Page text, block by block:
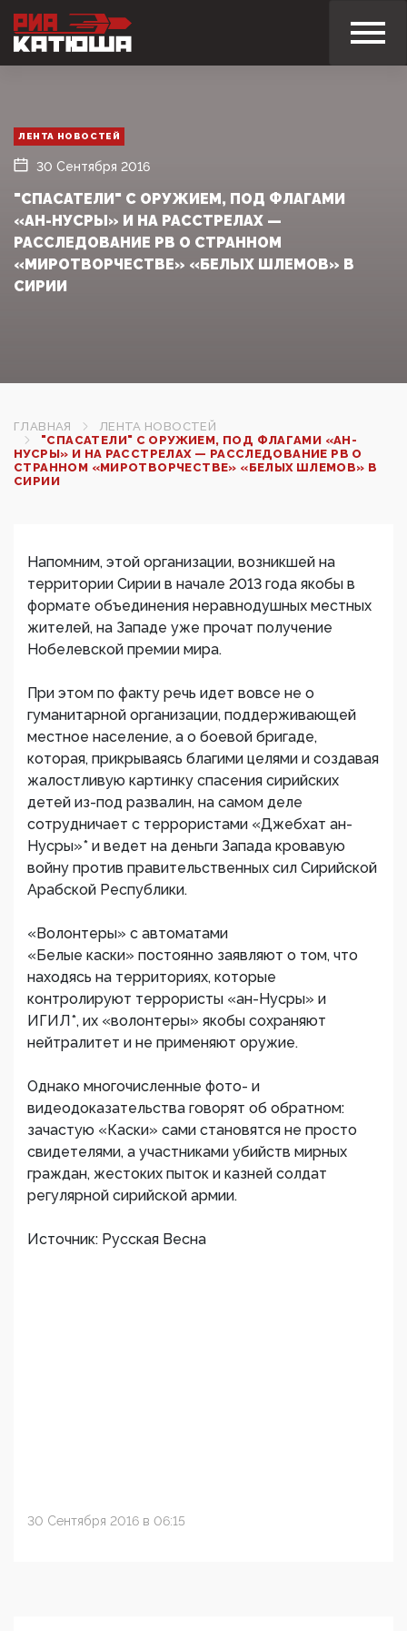
ЛЕНТА НОВОСТЕЙ
30 Сентября 2016
"СПАСАТЕЛИ" С ОРУЖИЕМ, ПОД ФЛАГАМИ
«АН-НУСРЫ» И НА РАССТРЕЛАХ —
РАССЛЕДОВАНИЕ РВ О СТРАННОМ
«МИРОТВОРЧЕСТВЕ» «БЕЛЫХ ШЛЕМОВ» В
СИРИИ
ГЛАВНАЯ
ЛЕНТА НОВОСТЕЙ
"СПАСАТЕЛИ" С ОРУЖИЕМ, ПОД ФЛАГАМИ «АН-
НУСРЫ» И НА РАССТРЕЛАХ — РАССЛЕДОВАНИЕ РВ О
СТРАННОМ «МИРОТВОРЧЕСТВЕ» «БЕЛЫХ ШЛЕМОВ» В
СИРИИ
Напомним, этой организации, возникшей на
территории Сирии в начале 2013 года якобы в
формате объединения неравнодушных местных
жителей, на Западе уже прочат получение
Нобелевской премии мира.
При этом по факту речь идет вовсе не о
гуманитарной организации, поддерживающей
местное население, а о боевой бригаде,
которая, прикрываясь благими целями и создавая
жалостливую картинку спасения сирийских
детей из-под развалин, на самом деле
сотрудничает с террористами «Джебхат ан-
Нусры»* и ведет на деньги Запада кровавую
войну против правительственных сил Сирийской
Арабской Республики.
«Волонтеры» с автоматами
«Белые каски» постоянно заявляют о том, что
находясь на территориях, которые
контролируют террористы «ан-Нусры» и
ИГИЛ*, их «волонтеры» якобы сохраняют
нейтралитет и не применяют оружие.
Однако многочисленные фото- и
видеодоказательства говорят об обратном:
зачастую «Каски» сами становятся не просто
свидетелями, а участниками убийств мирных
граждан, жестоких пыток и казней солдат
регулярной сирийской армии.
Источник: Русская Весна
30 Сентября 2016 в 06:15